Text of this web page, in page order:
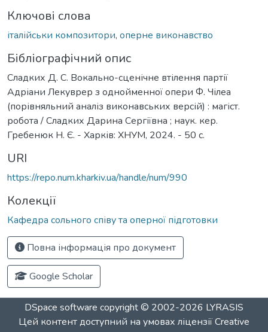
Ключові слова
італійськи композитори, оперне виконавство
Бібліографічний опис
Сладких Д. С. Вокально-сценічне втілення партії
Адріани Лекуврер з однойменної опери Ф. Чілеа
(порівняльний аналіз виконавських версій) : магіст.
робота / Сладких Дарина Сергіївна ; наук. кер.
Гребенюк Н. Є. - Харків: ХНУМ, 2024. - 50 с.
URI
https://repo.num.kharkiv.ua/handle/num/990
Колекції
Кафедра сольного співу та оперної підготовки
Повна інформація про документ
Google Scholar
DSpace software copyright © 2002-2026 LYRASIS
Цей контент доступний на умовах ліцензіїCreative